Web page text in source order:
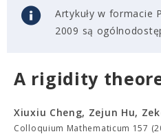
Artykuły w formacie
2009 są
A rigidity
Xiuxiu Cheng, Zejun Hu,
Colloquium Mathematicum 157